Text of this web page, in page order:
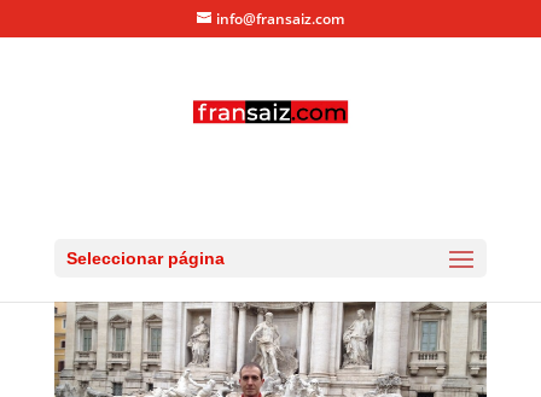
info@fransaiz.com
Seleccionar página